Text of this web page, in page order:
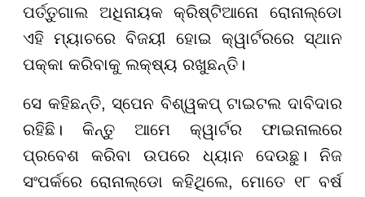
ପର୍ତ୍ତୁଗାଲ ଅଧିନାୟକ କ୍ରିଷ୍ଟିଆନୋ ରୋନାଲ୍ଡୋ
ଏହି ମ୍ୟାଚରେ ବିଜୟୀ ହୋଇ କ୍ୱାର୍ଟରରେ ସ୍ଥାନ
ପକ୍କା କରିବାକୁ ଲକ୍ଷ୍ୟ ରଖୁଛନ୍ତି।
ସେ କହିଛନ୍ତି, ସ୍ପେନ ବିଶ୍ୱକପ୍ ଟାଇଟଲ ଦାବିଦାର
ରହିଛି। କିନ୍ତୁ ଆମେ କ୍ୱାର୍ଟର ଫାଇନାଲରେ
ପ୍ରବେଶ କରିବା ଉପରେ ଧ୍ୟାନ ଦେଉଛୁ। ନିଜ
ସଂପର୍କରେ ରୋନାଲ୍ଡୋ କହିଥିଲେ, ମୋତେ ୧୮ ବର୍ଷ